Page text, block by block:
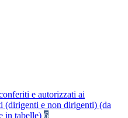
e autorizzati ai
(dirigenti e non dirigenti) (da
in tabelle) 6